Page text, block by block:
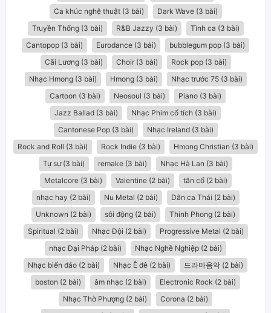
Ca khúc nghệ thuật (3 bài)
Dark Wave (3 bài)
Truyền Thống (3 bài)
R&B Jazzy (3 bài)
Tình ca (3 bài)
Cantopop (3 bài)
Eurodance (3 bài)
bubblegum pop (3 bài)
Cãi Lương (3 bài)
Choir (3 bài)
Rock pop (3 bài)
Nhạc Hmong (3 bài)
Hmong (3 bài)
Nhạc trước 75 (3 bài)
Cartoon (3 bài)
Neosoul (3 bài)
Piano (3 bài)
Jazz Ballad (3 bài)
Nhạc Phim cổ tích (3 bài)
Cantonese Pop (3 bài)
Nhạc Ireland (3 bài)
Rock and Roll (3 bài)
Rock Indie (3 bài)
Hmong Christian (3 bài)
Tự sự (3 bài)
remake (3 bài)
Nhạc Hà Lan (3 bài)
Metalcore (3 bài)
Valentine (2 bài)
tân cổ (2 bài)
nhạc hay (2 bài)
Nu Metal (2 bài)
Dân ca Thái (2 bài)
Unknown (2 bài)
sôi động (2 bài)
Thinh Phong (2 bài)
Spiritual (2 bài)
Nhạc Đội (2 bài)
Progressive Metal (2 bài)
nhạc Đại Pháp (2 bài)
Nhạc Nghề Nghiệp (2 bài)
Nhạc biển đảo (2 bài)
Nhạc Ê đê (2 bài)
드라마음악 (2 bài)
boston (2 bài)
âm nhạc (2 bài)
Electronic Rock (2 bài)
Nhạc Thờ Phượng (2 bài)
Corona (2 bài)